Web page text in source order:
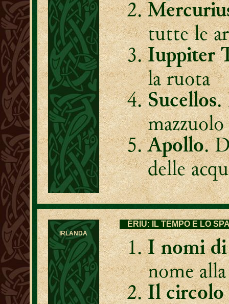
tutte le
Iuppiter
la ruota
Sucellos.
mazzuolo
Apollo.
delle
IRLANDA
ÉRIU: IL TEMPO E LO
I nomi
nome
Il circolo